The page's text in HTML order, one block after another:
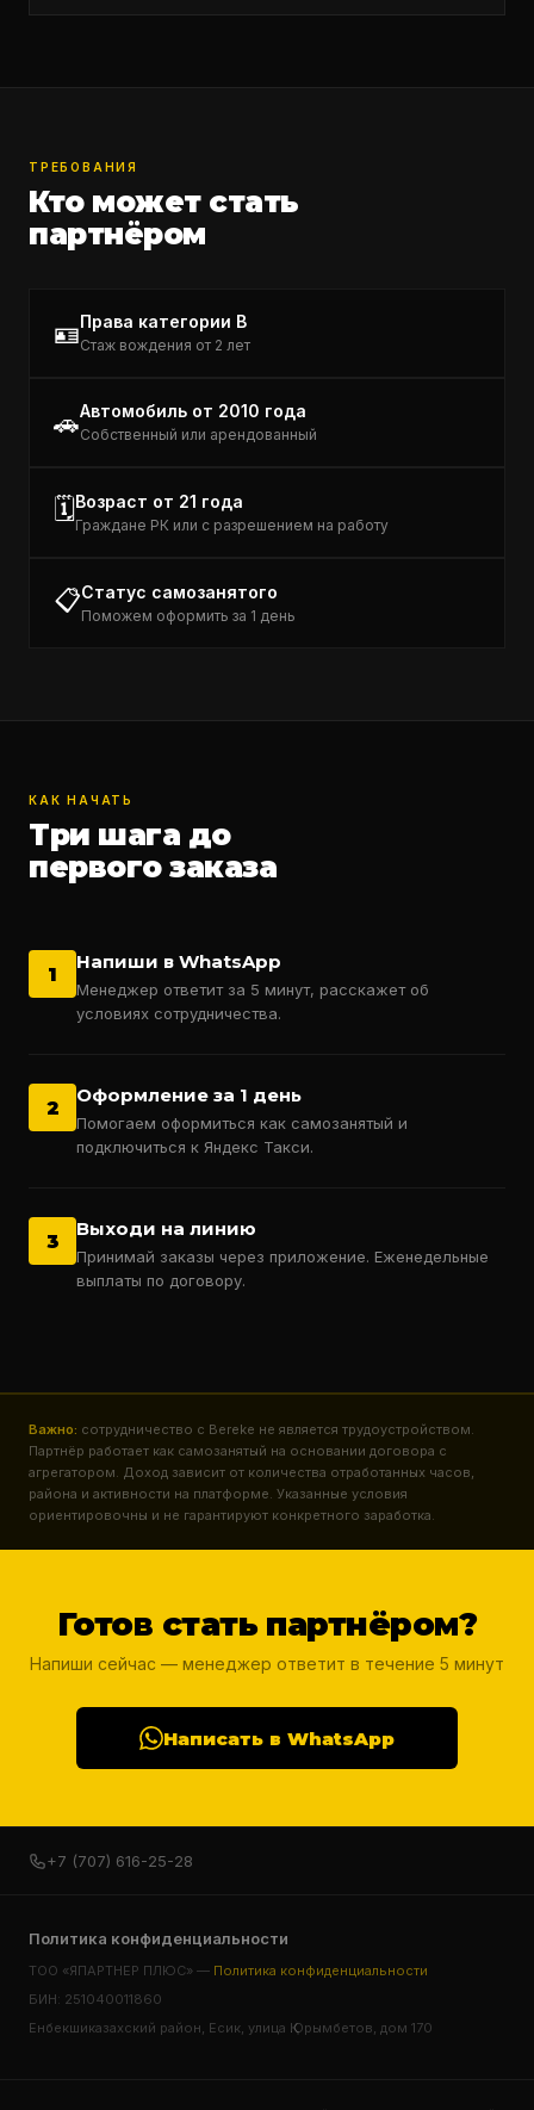
ТРЕБОВАНИЯ
Кто может стать
партнёром
🪪Права категории B
Стаж вождения от 2 лет
🚗Автомобиль от 2010 года
Собственный или арендованный
🗓️Возраст от 21 года
Граждане РК или с разрешением на работу
📋Статус самозанятого
Поможем оформить за 1 день
КАК НАЧАТЬ
Три шага до
первого заказа
1
Напиши в WhatsApp
Менеджер ответит за 5 минут, расскажет об
условиях сотрудничества.
2
Оформление за 1 день
Помогаем оформиться как самозанятый и
подключиться к Яндекс Такси.
3
Выходи на линию
Принимай заказы через приложение. Еженедельные
выплаты по договору.
Важно: сотрудничество с Bereke не является трудоустройством.
Партнёр работает как самозанятый на основании договора с
агрегатором. Доход зависит от количества отработанных часов,
района и активности на платформе. Указанные условия
ориентировочны и не гарантируют конкретного заработка.
Готов стать партнёром?
Напиши сейчас — менеджер ответит в течение 5 минут
Написать в WhatsApp
+7 (707) 616-25-28
Политика конфиденциальности
ТОО «ЯПАРТНЕР ПЛЮС» — Политика конфиденциальности
БИН: 251040011860
Енбекшиказахский район, Есик, улица Қ.Орымбетов, дом 170